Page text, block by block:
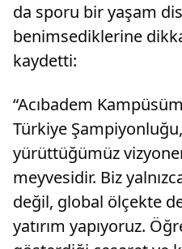
da sporu bir yaşam
benimsediklerine
kaydetti:
“Acıbadem
Türkiye Şampiyonluğu,
yürüttüğümüz vizyoner
meyvesidir. Biz
değil, global ölçekte
yatırım yapıyoruz.